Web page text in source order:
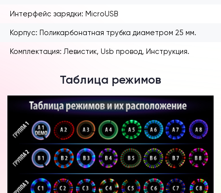
Интерфейс зарядки: MicroUSB
Корпус: Поликарбонатная трубка диаметром 25 мм.
Комплектация: Левистик, Usb провод, Инструкция.
Таблица режимов